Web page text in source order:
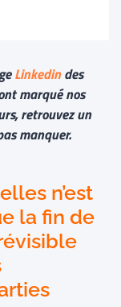
Linkedindes
marqué nos
retrouvez un
manquer.
n’est
la fin de